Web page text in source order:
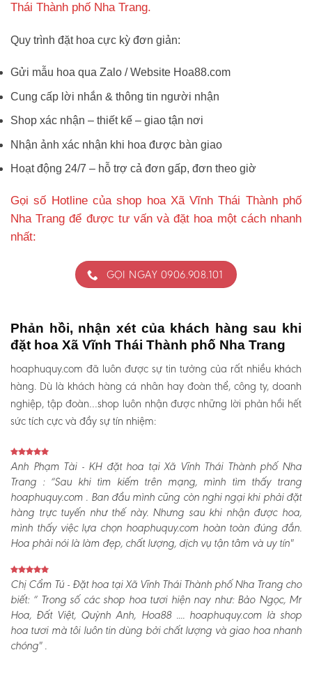
Thái Thành phố Nha Trang.
Quy trình đặt hoa cực kỳ đơn giản:
Gửi mẫu hoa qua Zalo / Website Hoa88.com
Cung cấp lời nhắn & thông tin người nhận
Shop xác nhận – thiết kế – giao tận nơi
Nhận ảnh xác nhận khi hoa được bàn giao
Hoạt động 24/7 – hỗ trợ cả đơn gấp, đơn theo giờ
Gọi số Hotline của shop hoa Xã Vĩnh Thái Thành phố
Nha Trang để được tư vấn và đặt hoa một cách nhanh
nhất:
GỌI NGAY 0906.908.101
Phản hồi, nhận xét của khách hàng sau khi
đặt hoa Xã Vĩnh Thái Thành phố Nha Trang
hoaphuquy.com đã luôn được sự tin tưởng của rất nhiều khách
hàng. Dù là khách hàng cá nhân hay đoàn thể, công ty, doanh
nghiệp, tập đoàn…shop luôn nhận được những lời phản hồi hết
sức tích cực và đầy sự tín nhiệm:
Anh Phạm Tài - KH đặt hoa tại Xã Vĩnh Thái Thành phố Nha
Trang :“Sau khi tìm kiếm trên mạng, mình tìm thấy trang
hoaphuquy.com . Ban đầu mình cũng còn nghi ngại khi phải đặt
hàng trực tuyến như thế này. Nhưng sau khi nhận được hoa,
mình thấy việc lựa chọn hoaphuquy.com hoàn toàn đúng đắn.
Hoa phải nói là làm đẹp, chất lượng, dịch vụ tận tâm và uy tín"
Chị Cẩm Tú - Đặt hoa tại Xã Vĩnh Thái Thành phố Nha Trang cho
biết:“ Trong số các shop hoa tươi hiện nay như: Bảo Ngọc, Mr
Hoa, Đất Việt, Quỳnh Anh, Hoa88 .... hoaphuquy.com là shop
hoa tươi mà tôi luôn tin dùng bởi chất lượng và giao hoa nhanh
chóng" .